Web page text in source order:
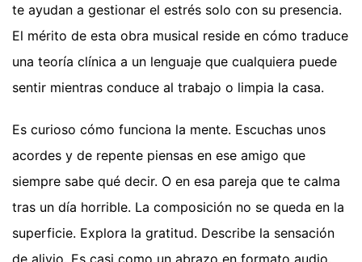
te ayudan a gestionar el estrés solo con su presencia.
El mérito de esta obra musical reside en cómo traduce
una teoría clínica a un lenguaje que cualquiera puede
sentir mientras conduce al trabajo o limpia la casa.
Es curioso cómo funciona la mente. Escuchas unos
acordes y de repente piensas en ese amigo que
siempre sabe qué decir. O en esa pareja que te calma
tras un día horrible. La composición no se queda en la
superficie. Explora la gratitud. Describe la sensación
de alivio. Es casi como un abrazo en formato audio.